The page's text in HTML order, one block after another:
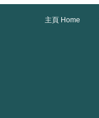
主頁 Home